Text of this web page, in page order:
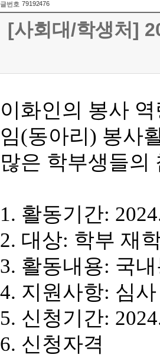
글번호 79192476
[사회대/학생처]
이화인의 봉사
임(동아리) 봉사
많은 학부생들
1. 활동기간:
2. 대상: 학부 재
3. 활동내용: 국
4. 지원사항: 심
5. 신청기간:
6. 신청자격